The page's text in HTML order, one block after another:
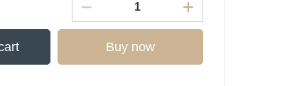
Buy now